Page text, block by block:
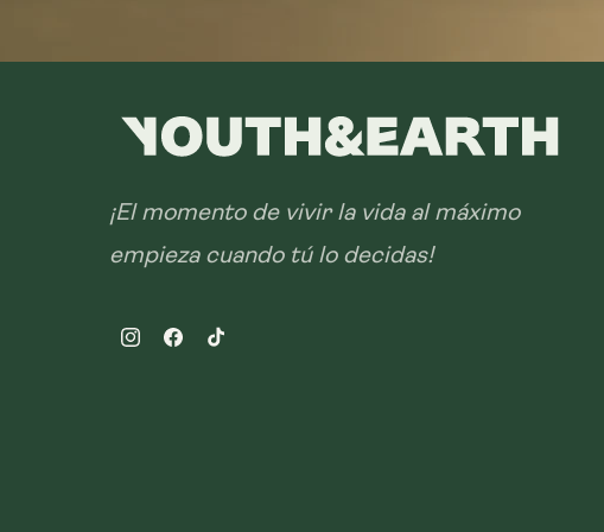
¡El momento de vivir la vida al máximo
empieza cuando tú lo decidas!
InstagramFacebookTikTok